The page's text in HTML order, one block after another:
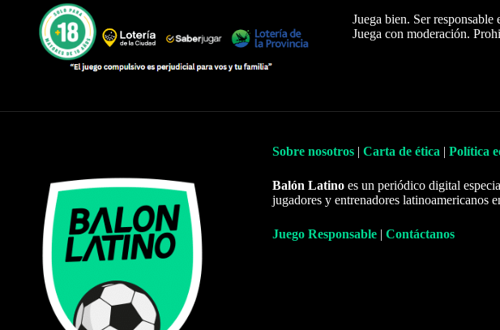
Juega bien. Ser
Juega con moderación.
Sobre nosotros | Carta de ética | Política
Balón Latino es un periódico digital
jugadores y entrenadores latinoamericanos
Juego Responsable | Contáctanos